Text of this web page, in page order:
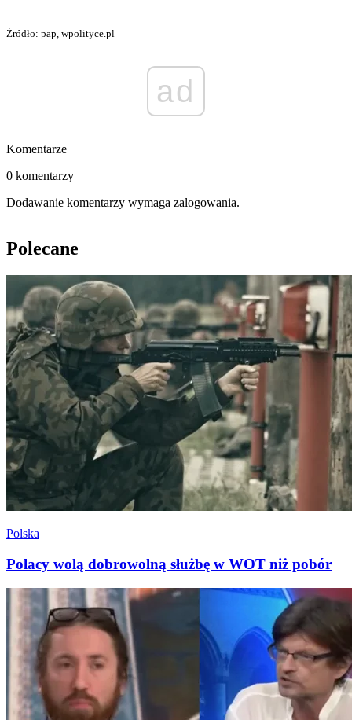
Źródło: pap, wpolityce.pl
ad
Komentarze
0 komentarzy
Dodawanie komentarzy wymaga zalogowania.
Polecane
Polska
Polacy wolą dobrowolną służbę w WOT niż pobór